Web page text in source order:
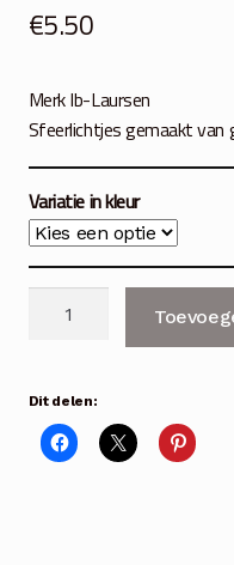
€5.50
Merk Ib-Laursen
Sfeerlichtjes gemaakt van
Variatie in kleur
Unique
kleuren
Dit delen: